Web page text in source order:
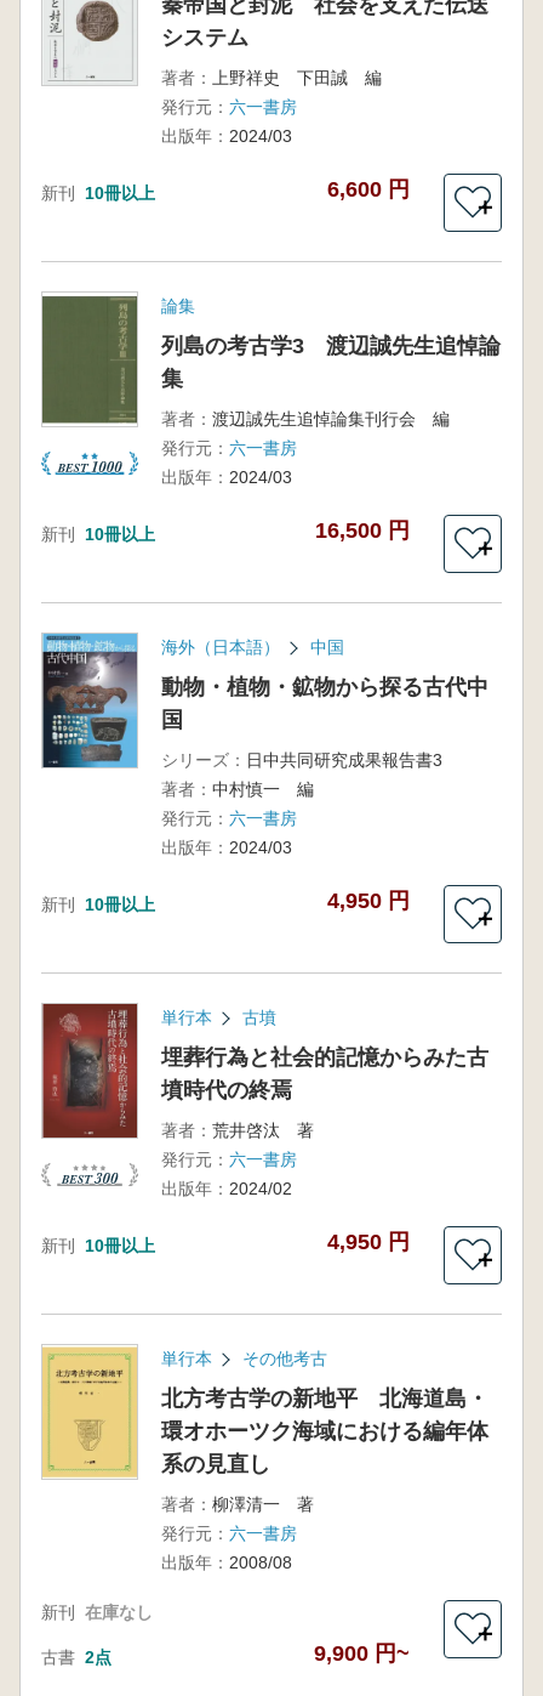
秦帝国と封泥 社会を支えた伝送
システム
著者：
上野祥史 下田誠 編
発行元： 六一書房
出版年： 2024/03
新刊 10冊以上 6,600 円
＋
論集
列島の考古学3 渡辺誠先生追悼論
集
著者： 渡辺誠先生追悼論集刊行会 編
発行元： 六一書房
出版年： 2024/03
新刊 10冊以上 16,500 円
＋
海外（日本語） 中国
動物・植物・鉱物から探る古代中
国
シリーズ： 日中共同研究成果報告書3
著者： 中村慎一 編
発行元： 六一書房
出版年： 2024/03
新刊 10冊以上 4,950 円
＋
単行本 古墳
埋葬行為と社会的記憶からみた古
墳時代の終焉
著者： 荒井啓汰 著
発行元： 六一書房
出版年： 2024/02
新刊 10冊以上 4,950 円
＋
単行本 その他考古
北方考古学の新地平 北海道島・
環オホーツク海域における編年体
系の見直し
著者： 柳澤清一 著
発行元： 六一書房
出版年： 2008/08
新刊 在庫なし
古書 2点 9,900 円~
＋